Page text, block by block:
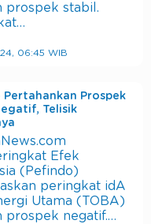
prospek stabil.
06:45 WIB
Pertahankan Prospek
Telisik
Efek
(Pefindo)
peringkat idA
Utama (TOBA)
prospek negatif.…